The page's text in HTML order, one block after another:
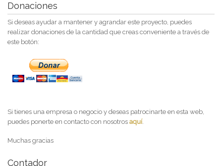
Donaciones
Si deseas ayudar a mantener y agrandar este proyecto, puedes
realizar donaciones de la cantidad que creas conveniente a través de
este botón:
Si tienes una empresa o negocio y deseas patrocinarte en esta web,
puedes ponerte en contacto con nosotros aquí.
Muchas gracias
Contador